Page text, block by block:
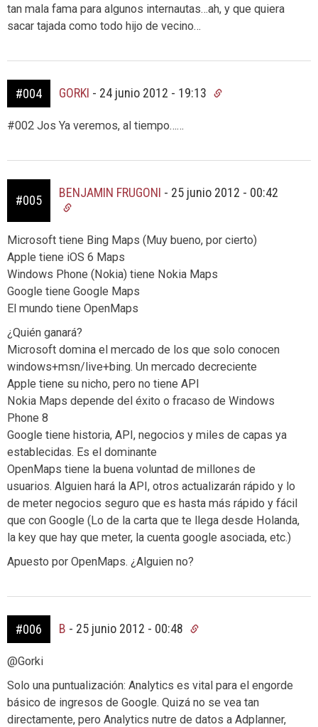
tan mala fama para algunos internautas…ah, y que quiera
sacar tajada como todo hijo de vecino…
#004 GORKI - 24 junio 2012 - 19:13
#002 Jos Ya veremos, al tiempo……
#005
BENJAMIN FRUGONI - 25 junio 2012 - 00:42
Microsoft tiene Bing Maps (Muy bueno, por cierto)
Apple tiene iOS 6 Maps
Windows Phone (Nokia) tiene Nokia Maps
Google tiene Google Maps
El mundo tiene OpenMaps
¿Quién ganará?
Microsoft domina el mercado de los que solo conocen
windows+msn/live+bing. Un mercado decreciente
Apple tiene su nicho, pero no tiene API
Nokia Maps depende del éxito o fracaso de Windows
Phone 8
Google tiene historia, API, negocios y miles de capas ya
establecidas. Es el dominante
OpenMaps tiene la buena voluntad de millones de
usuarios. Alguien hará la API, otros actualizarán rápido y lo
de meter negocios seguro que es hasta más rápido y fácil
que con Google (Lo de la carta que te llega desde Holanda,
la key que hay que meter, la cuenta google asociada, etc.)
Apuesto por OpenMaps. ¿Alguien no?
#006 B - 25 junio 2012 - 00:48
@Gorki
Solo una puntualización: Analytics es vital para el engorde
básico de ingresos de Google. Quizá no se vea tan
directamente, pero Analytics nutre de datos a Adplanner,